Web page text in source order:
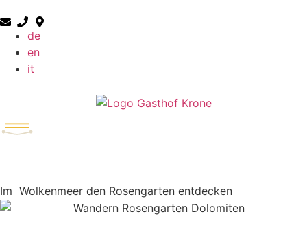
de
en
it
Im Wolkenmeer den Rosengarten entdecken